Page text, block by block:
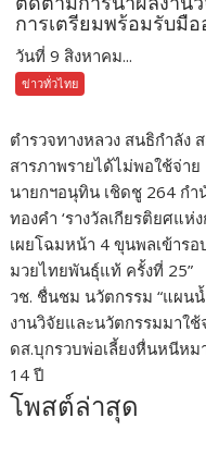
การเตรียมพร้อมรับมื
วันที่ 9 สิงหาคม...
ข่าวทั่วไทย
ตำรวจทางหลวง สนธิกำลัง
สารภาพรายได้ไม่พอใช้จ่าย
นายกฯอนุทิน เชิดชู 264 ก
ทองคำ ‘รางวัลเกียรติยศแห่ง
เผยโฉมหน้า 4 ขุนพลเข้ารอ
มวยไทยพันธุ์แท้ ครั้งที่ 25”
วช. ชื่นชม นวัตกรรม “แผน
งานวิจัยและนวัตกรรมมาใ
ดส.บุกรวบพ่อเลี้ยงหื่นหนีหม
14 ปี
โพสต์ล่าสุด